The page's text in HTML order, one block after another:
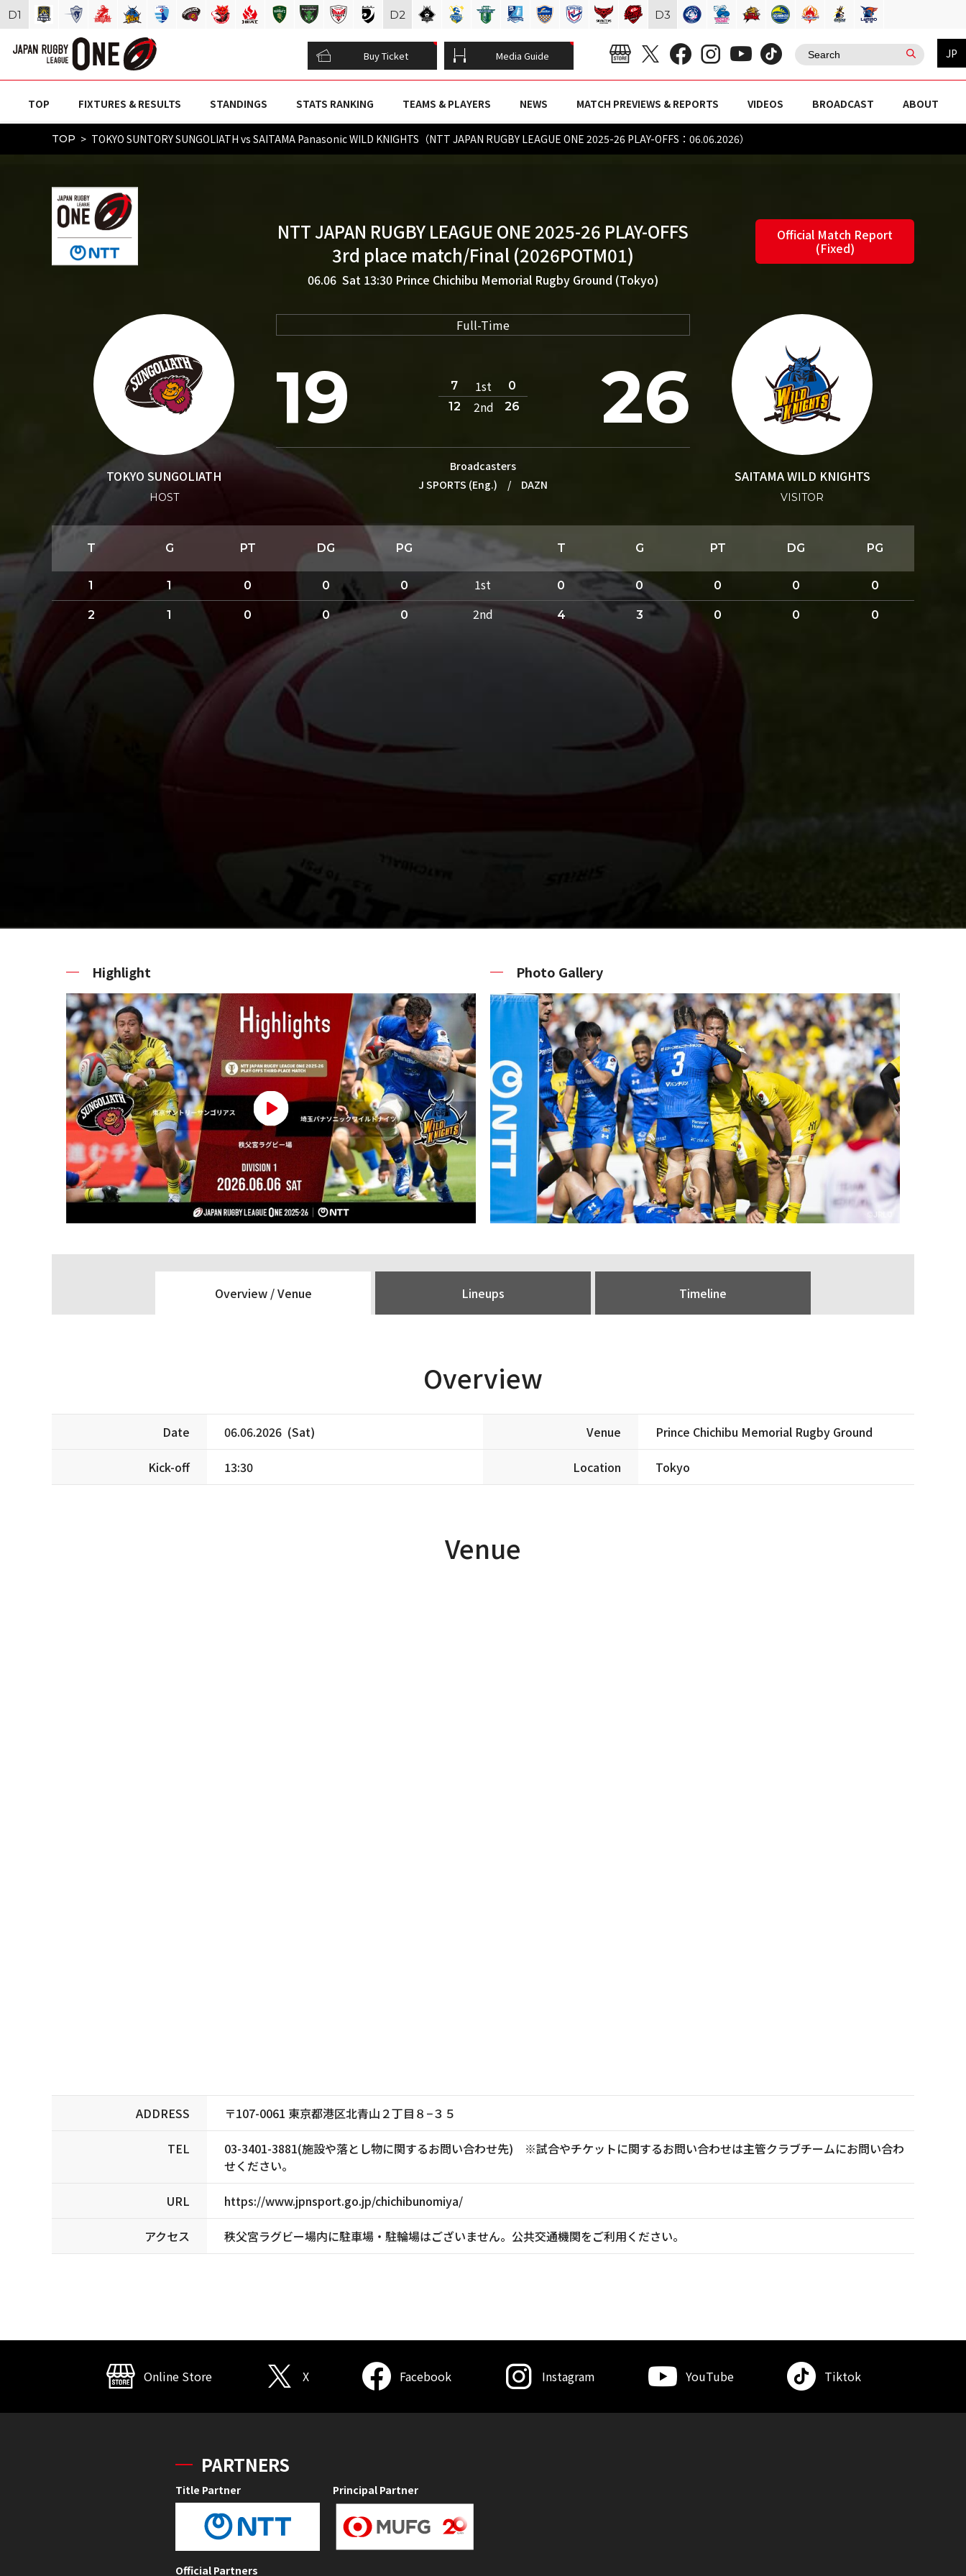
Buy Ticket Media Guide JP
TOP FIXTURES & RESULTS STANDINGS STATS RANKING TEAMS & PLAYERS NEWS MATCH PREVIEWS & REPORTS VIDEOS BROADCAST ABOUT
TOP TOKYO SUNTORY SUNGOLIATH vs SAITAMA Panasonic WILD KNIGHTS（NTT JAPAN RUGBY LEAGUE ONE 2025-26 PLAY-OFFS：06.06.2026）
NTT JAPAN RUGBY LEAGUE ONE 2025-26 PLAY-OFFS
3rd place match/Final (2026POTM01)
06.06 Sat 13:30 Prince Chichibu Memorial Rugby Ground (Tokyo)
Official Match Report
(Fixed)
Full-Time
TOKYO SUNGOLIATH
HOST
SAITAMA WILD KNIGHTS
VISITOR
19 26
7 1st
0
12
2nd 26
Broadcasters
J SPORTS (Eng.)
/ DAZN
T G PT DG PG T G PT DG PG
1 1 0 0 0 1st 0 0 0 0 0
2 1 0 0 0 2nd 4 3 0 0 0
Highlight Photo Gallery
Overview /Venue Lineups Timeline
Overview
Date 06.06.2026 (Sat)
Kick-off 13:30
Venue Prince Chichibu Memorial Rugby Ground
Location Tokyo
Venue
ADDRESS 〒107-0061 東京都港区北青山２丁目８−３５
TEL
03-3401-3881(施設や落とし物に関するお問い合わせ先) ※試合やチケットに関するお問い合わせは主管クラブチームにお問い合わ
せください。
URL https://www.jpnsport.go.jp/chichibunomiya/
アクセス 秩父宮ラグビー場内に駐車場・駐輪場はございません。公共交通機関をご利用ください。
D1 D2 D3
Online Store X Facebook Instagram YouTube Tiktok
PARTNERS
Title Partner Principal Partner
Official Partners